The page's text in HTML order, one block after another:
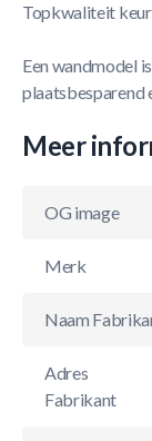
Topkwaliteit
Een wandmodel
plaatsbesparend
Meer
OG image
Merk
Naam
Adres
Fabrikant